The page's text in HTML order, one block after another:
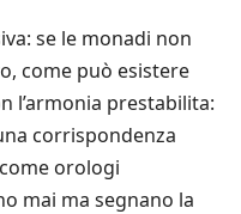
se le monadi non
come può esistere
l’armonia prestabilita:
corrispondenza
orologi
mai ma segnano la